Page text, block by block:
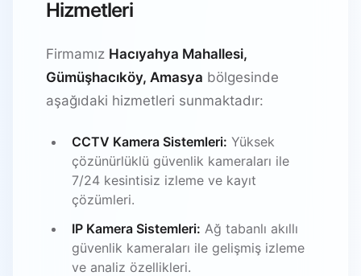
Hizmetleri
Firmamız Hacıyahya Mahallesi,
Gümüşhacıköy, Amasya bölgesinde
aşağıdaki hizmetleri sunmaktadır:
CCTV Kamera Sistemleri: Yüksek
çözünürlüklü güvenlik kameraları ile
7/24 kesintisiz izleme ve kayıt
çözümleri.
IP Kamera Sistemleri: Ağ tabanlı akıllı
güvenlik kameraları ile gelişmiş izleme
ve analiz özellikleri.